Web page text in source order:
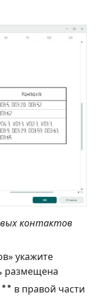
контактов
укажите
размещена
в правой части